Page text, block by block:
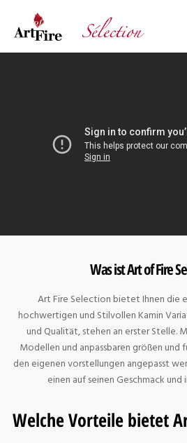
Was ist Art of Fire
Art Fire Selection bietet Ihnen die
hochwertigen und Stilvollen Kamin
und Qualität, stehen an erster Stelle.
Modellen und anpassbaren größen und
den eigenen vorstellungen angepasst
einen auf seinen Geschmack und
Welche Vorteile bietet